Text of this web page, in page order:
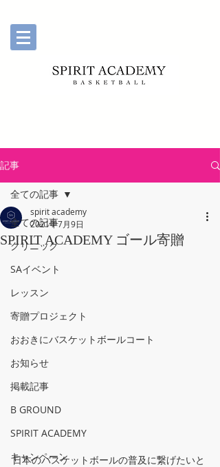
記事
全ての記事
クリニック
SAイベント
レッスン
寄贈プロジェクト
おおきにバスケットボールコート
お知らせ
掲載記事
B GROUND
SPIRIT ACADEMY
キャンペーン
全ての記事
SPIRIT ACADEMY ゴール寄贈
spirit academy
2021年7月9日
日本のバスケットボールの普及に繋げたいと